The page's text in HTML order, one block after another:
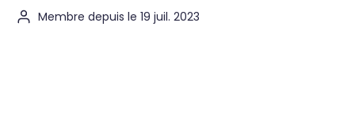
Membre depuis le 19 juil. 2023